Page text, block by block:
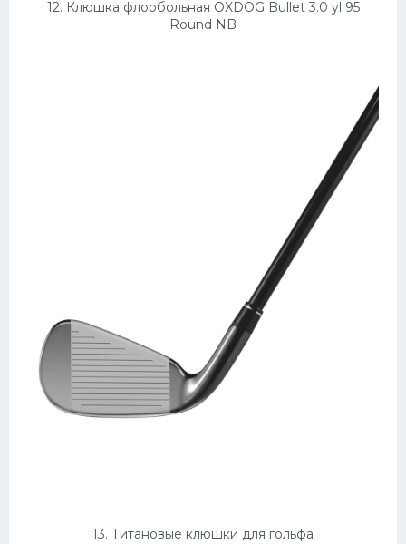
12. Клюшка флорбольная OXDOG Bullet 3.0 yl 95
Round NB
13. Титановые клюшки для гольфа